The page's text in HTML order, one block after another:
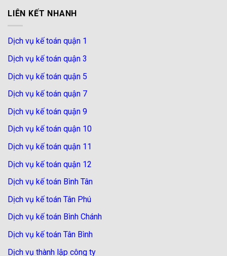
LIÊN KẾT NHANH
Dịch vụ kế toán quận 1
Dịch vụ kế toán quận 3
Dịch vụ kế toán quận 5
Dịch vụ kế toán quận 7
Dịch vụ kế toán quận 9
Dịch vụ kế toán quận 10
Dịch vụ kế toán quận 11
Dịch vụ kế toán quận 12
Dịch vụ kế toán Bình Tân
Dịch vụ kế toán Tân Phú
Dịch vụ kế toán Bình Chánh
Dịch vụ kế toán Tân Bình
Dịch vụ thành lập công ty